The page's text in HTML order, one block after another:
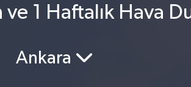
ve 1 Haftalık Hava
Ankara